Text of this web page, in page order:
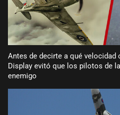
Antes de decirte a qué velocidad
Display evitó que los pilotos de
enemigo